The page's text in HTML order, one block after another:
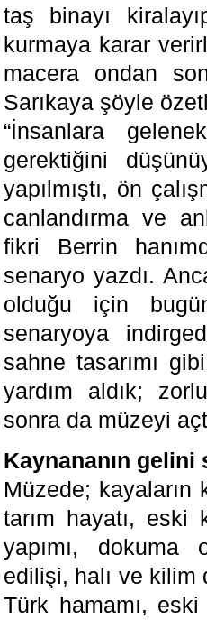
taş binayı
kurmaya karar
macera ondan
Sarıkaya şöyle
“İnsanlara
gerektiğini
yapılmıştı, ön
canlandırma ve
fikri Berrin
senaryo yazdı.
olduğu için
senaryoya
sahne tasarımı
yardım aldık;
sonra da müzeyi
Kaynananın gelini
Müzede;
tarım hayatı, eski
yapımı, dokuma
edilişi, halı ve kilim
Türk hamamı,